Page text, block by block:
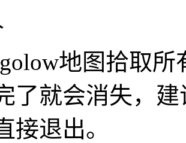
地图拾取
了就会消失，
接退出。